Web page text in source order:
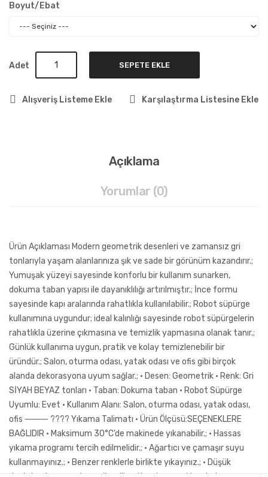
Boyut/Ebat
Adet SEPETE EKLE
Alışveriş Listeme Ekle Karşılaştırma Listesine Ekle
Açıklama
Yorumlar (0)
Ürün Açıklaması Modern geometrik desenleri ve zamansız gri
tonlarıyla yaşam alanlarınıza şık ve sade bir görünüm kazandırır.;
Yumuşak yüzeyi sayesinde konforlu bir kullanım sunarken,
dokuma taban yapısı ile dayanıklılığı artırılmıştır.; İnce formu
sayesinde kapı aralarında rahatlıkla kullanılabilir.; Robot süpürge
kullanımına uygundur; ideal kalınlığı sayesinde robot süpürgelerin
rahatlıkla üzerine çıkmasına ve temizlik yapmasına olanak tanır.;
Günlük kullanıma uygun, pratik ve kolay temizlenebilir bir
üründür.; Salon, oturma odası, yatak odası ve ofis gibi birçok
alanda dekorasyona uyum sağlar.; • Desen: Geometrik • Renk: Gri
SİYAH BEYAZ tonları • Taban: Dokuma taban • Robot Süpürge
Uyumlu: Evet • Kullanım Alanı: Salon, oturma odası, yatak odası,
ofis ⸻ ???? Yıkama Talimatı • Ürün Ölçüsü:SEÇENEKLERE
BAĞLIDIR • Maksimum 30°C’de makinede yıkanabilir.; • Hassas
yıkama programı tercih edilmelidir.; • Ağartıcı ve çamaşır suyu
kullanmayınız.; • Benzer renklerle birlikte yıkayınız.; • Düşük